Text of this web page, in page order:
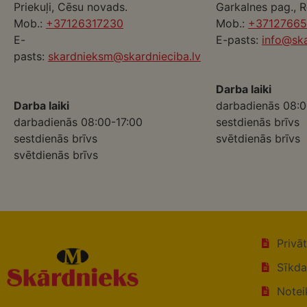
Priekuļi, Cēsu novads.
Mob.: +37126317230
E-
pasts: skardnieksm@skardnieciba.lv
Darba laiki
darbadienās 08:00-17:00
sestdienās brīvs
svētdienās brīvs
Garkalnes pag.,
Mob.:
E-pasts:
Darba laiki
darbadienās
sestdienās brīvs
svētdienās brīvs